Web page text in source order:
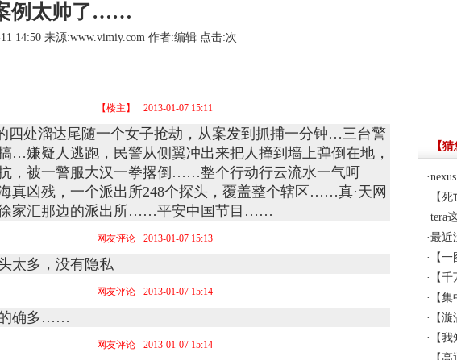
例太帅了……
14:50 来源:www.vimiy.com 作者:编辑 点击:次
【楼主】 2013-01-07 15:11
四处溜达尾随一个女子抢劫，从案发到抓捕一分钟…三台警
…嫌疑人逃跑，民警从侧翼冲出来把人撞到墙上弹倒在地，
，被一警服大汉一拳撂倒……整个行动行云流水一气呵
凶残，一个派出所248个探头，覆盖整个辖区……真·天网
家汇那边的派出所……平安中国节目……
网友评论 2013-01-07 15:13
太多，没有隐私
网友评论 2013-01-07 15:14
的确多……
网友评论 2013-01-07 15:14
【
·
·
【
·tera
·最近
·
【
·
【
·
【
·
【
·
【